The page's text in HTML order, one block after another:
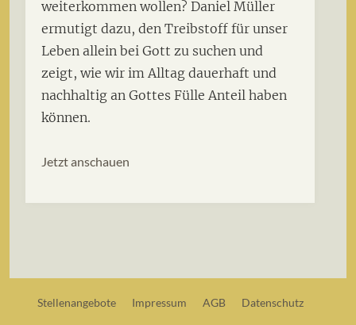
weiterkommen wollen? Daniel Müller
ermutigt dazu, den Treibstoff für unser
Leben allein bei Gott zu suchen und
zeigt, wie wir im Alltag dauerhaft und
nachhaltig an Gottes Fülle Anteil haben
können.
Jetzt anschauen
Stellenangebote Impressum AGB Datenschutz